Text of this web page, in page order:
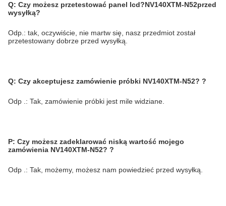
Q: Czy możesz przetestować panel lcd?NV140XTM-N52przed
wysyłką?
Odp.: tak, oczywiście, nie martw się, nasz przedmiot został
przetestowany dobrze przed wysyłką.
Q: Czy akceptujesz zamówienie próbki NV140XTM-N52? ?
Odp .: Tak, zamówienie próbki jest mile widziane.
P: Czy możesz zadeklarować niską wartość mojego
zamówienia NV140XTM-N52? ?
Odp .: Tak, możemy, możesz nam powiedzieć przed wysyłką.